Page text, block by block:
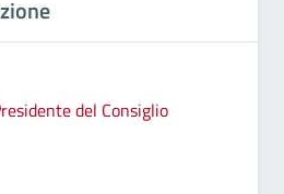
del Consiglio